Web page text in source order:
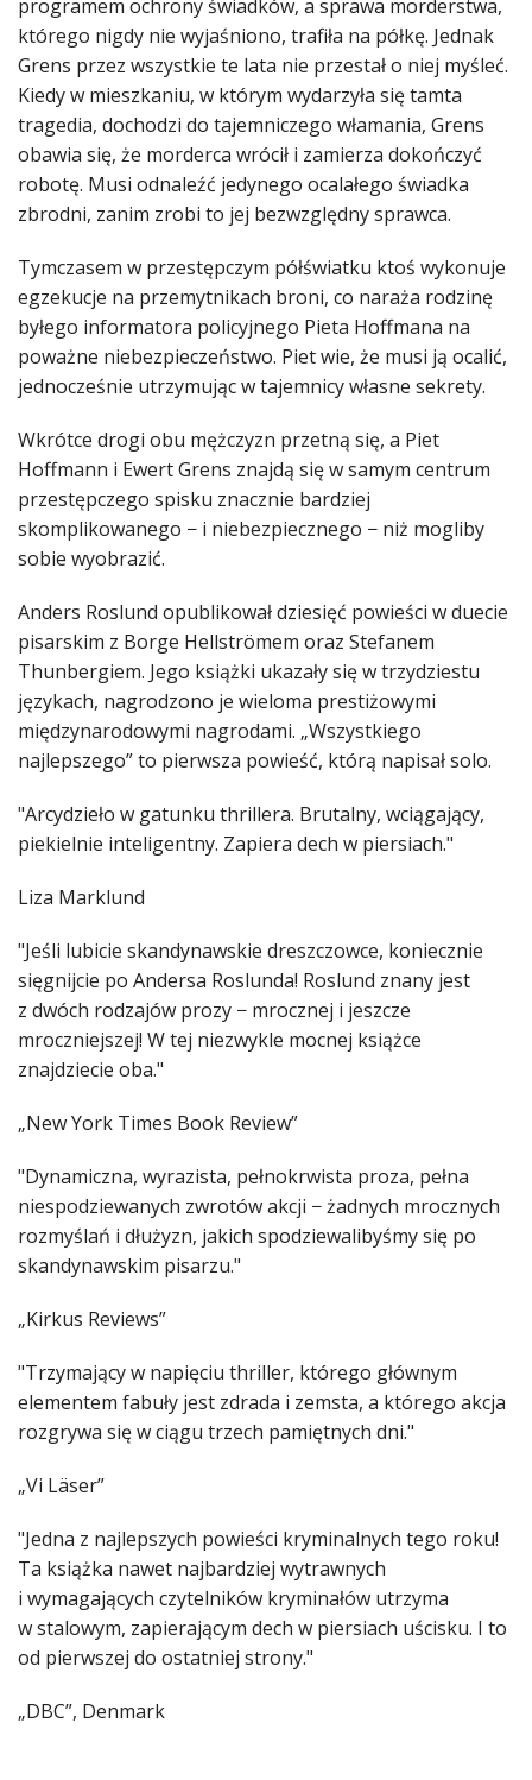
programem ochrony świadków, a sprawa morderstwa,
którego nigdy nie wyjaśniono, trafiła na półkę. Jednak
Grens przez wszystkie te lata nie przestał o niej myśleć.
Kiedy w mieszkaniu, w którym wydarzyła się tamta
tragedia, dochodzi do tajemniczego włamania, Grens
obawia się, że morderca wrócił i zamierza dokończyć
robotę. Musi odnaleźć jedynego ocalałego świadka
zbrodni, zanim zrobi to jej bezwzględny sprawca.
Tymczasem w przestępczym półświatku ktoś wykonuje
egzekucje na przemytnikach broni, co naraża rodzinę
byłego informatora policyjnego Pieta Hoffmana na
poważne niebezpieczeństwo. Piet wie, że musi ją ocalić,
jednocześnie utrzymując w tajemnicy własne sekrety.
Wkrótce drogi obu mężczyzn przetną się, a Piet
Hoffmann i Ewert Grens znajdą się w samym centrum
przestępczego spisku znacznie bardziej
skomplikowanego − i niebezpiecznego − niż mogliby
sobie wyobrazić.
Anders Roslund opublikował dziesięć powieści w duecie
pisarskim z Borge Hellströmem oraz Stefanem
Thunbergiem. Jego książki ukazały się w trzydziestu
językach, nagrodzono je wieloma prestiżowymi
międzynarodowymi nagrodami. „Wszystkiego
najlepszego” to pierwsza powieść, którą napisał solo.
"Arcydzieło w gatunku thrillera. Brutalny, wciągający,
piekielnie inteligentny. Zapiera dech w piersiach."
Liza Marklund
"Jeśli lubicie skandynawskie dreszczowce, koniecznie
sięgnijcie po Andersa Roslunda! Roslund znany jest
z dwóch rodzajów prozy − mrocznej i jeszcze
mroczniejszej! W tej niezwykle mocnej książce
znajdziecie oba."
„New York Times Book Review”
"Dynamiczna, wyrazista, pełnokrwista proza, pełna
niespodziewanych zwrotów akcji − żadnych mrocznych
rozmyślań i dłużyzn, jakich spodziewalibyśmy się po
skandynawskim pisarzu."
„Kirkus Reviews”
"Trzymający w napięciu thriller, którego głównym
elementem fabuły jest zdrada i zemsta, a którego akcja
rozgrywa się w ciągu trzech pamiętnych dni."
„Vi Läser”
"Jedna z najlepszych powieści kryminalnych tego roku!
Ta książka nawet najbardziej wytrawnych
i wymagających czytelników kryminałów utrzyma
w stalowym, zapierającym dech w piersiach uścisku. I to
od pierwszej do ostatniej strony."
„DBC”, Denmark